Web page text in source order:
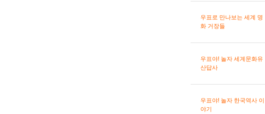
우표로 만나보는 세계 명
화 거장들
우표야! 놀자 세계문화유
산답사
우표야! 놀자 한국역사 이
야기